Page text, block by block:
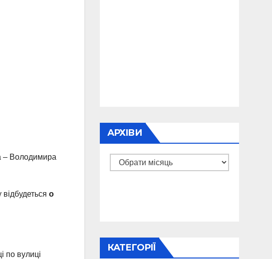
– Володимира
о
по вулиці
АРХІВИ
Архіви
КАТЕГОРІЇ